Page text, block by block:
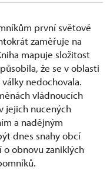
první světové
zaměřuje na
mapuje složitost
že se v oblasti
nedochovala.
vládnoucích
jejich nucených
a nadějným
dnes snahy obcí
o obnovu zaniklých